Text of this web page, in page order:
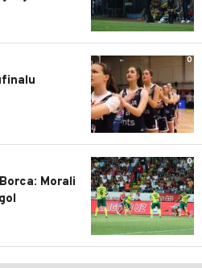
0
0
Morali